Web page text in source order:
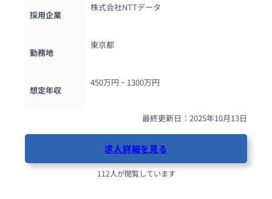
採用企業
株式会社NTTデータ
勤務地
東京都
想定年収
450万円 ~ 1300万円
最終更新日：2025年10月13日
求人詳細を見る
112人が閲覧しています